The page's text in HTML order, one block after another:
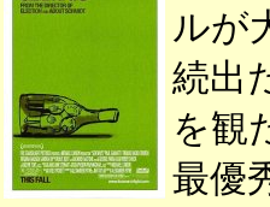
ルが
続出
を観
最優